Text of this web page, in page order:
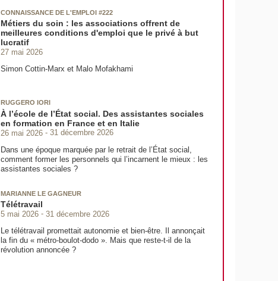
CONNAISSANCE DE L'EMPLOI #222
Métiers du soin : les associations offrent de
meilleures conditions d'emploi que le privé à but
lucratif
27 mai 2026
Simon Cottin-Marx et Malo Mofakhami
RUGGERO IORI
À l’école de l’État social. Des assistantes sociales
en formation en France et en Italie
26 mai 2026
31 décembre 2026
Dans une époque marquée par le retrait de l’État social,
comment former les personnels qui l’incarnent le mieux : les
assistantes sociales ?
MARIANNE LE GAGNEUR
Télétravail
5 mai 2026
31 décembre 2026
Le télétravail promettait autonomie et bien-être. Il annonçait
la fin du « métro-boulot-dodo ». Mais que reste-t-il de la
révolution annoncée ?